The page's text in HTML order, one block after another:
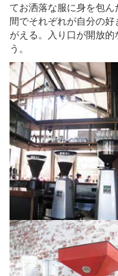
てお洒落な服に身を包
間でそれぞれが自分の
がえる。入り口が開放
う。